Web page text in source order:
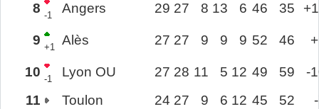
8 -1 Angers 29 27 8 13 6 46 35
9 +1 Alès 27 27 9 9 9 52 46
10 -1 Lyon OU 27 28 11 5 12 49 59
-
11
Toulon 24 27 9 6 12 45 52